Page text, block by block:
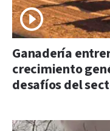
Ganadería
crecimiento
desafíos del